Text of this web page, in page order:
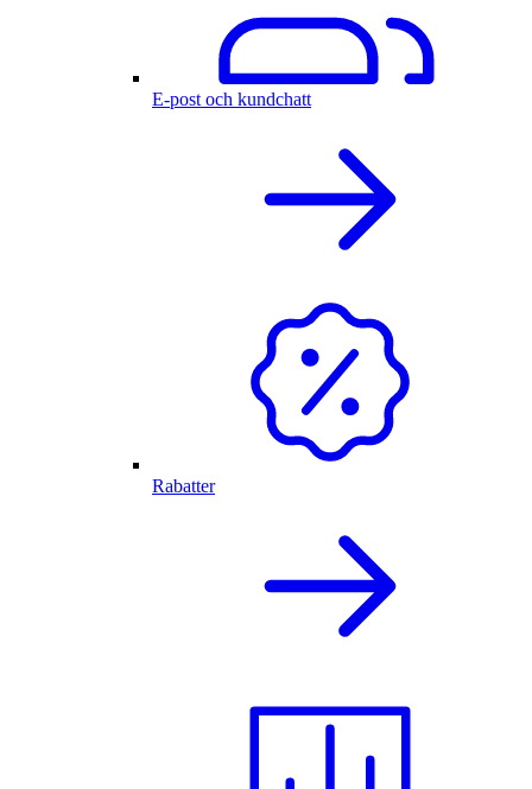
E-post och kundchatt
Rabatter